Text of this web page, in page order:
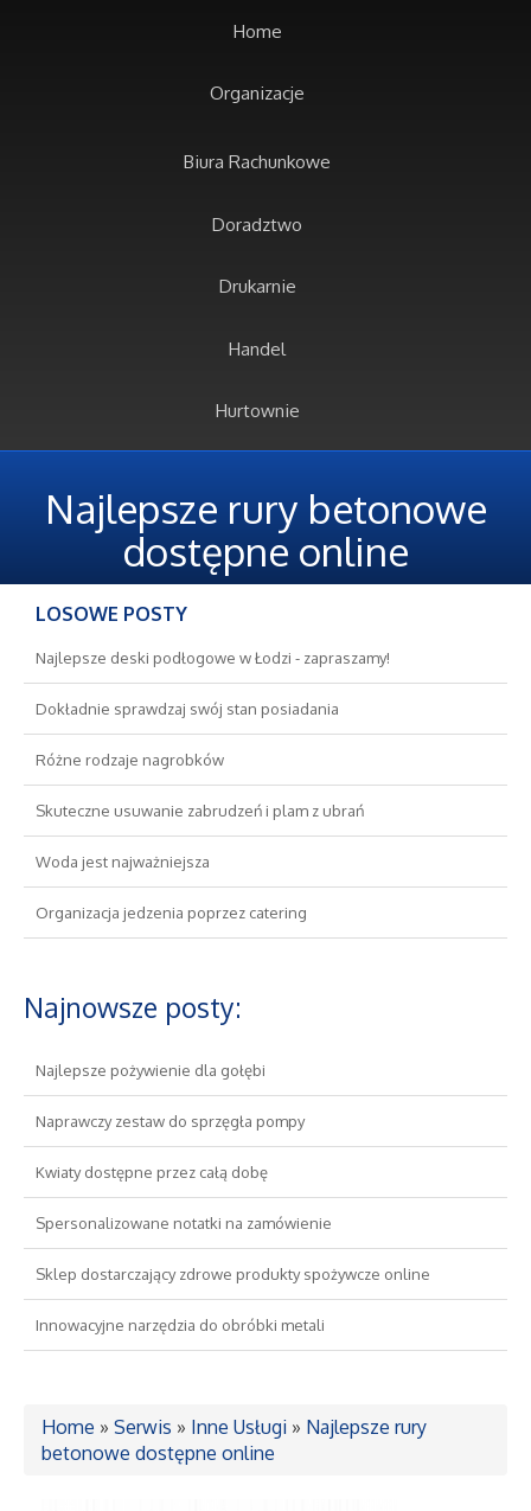
Home
Organizacje
Biura Rachunkowe
Doradztwo
Drukarnie
Handel
Hurtownie
Oferty Pracy
Ekologia
Banki, Przelewy, Waluty, Kantory
Wykończenia
Projektowanie
Remonty, Elektryk, Hydraulik
Drzwi i Okna
Nieruchomości, Działki
Domy, Mieszkania
Wykształcenie
Kursy Językowe
Najlepsze rury betonowe
dostępne online
LOSOWE POSTY
Najlepsze deski podłogowe w Łodzi - zapraszamy!
Dokładnie sprawdzaj swój stan posiadania
Różne rodzaje nagrobków
Skuteczne usuwanie zabrudzeń i plam z ubrań
Woda jest najważniejsza
Organizacja jedzenia poprzez catering
Najnowsze posty:
Najlepsze pożywienie dla gołębi
Naprawczy zestaw do sprzęgła pompy
Kwiaty dostępne przez całą dobę
Spersonalizowane notatki na zamówienie
Sklep dostarczający zdrowe produkty spożywcze online
Innowacyjne narzędzia do obróbki metali
Home » Serwis » Inne Usługi » Najlepsze rury
betonowe dostępne online